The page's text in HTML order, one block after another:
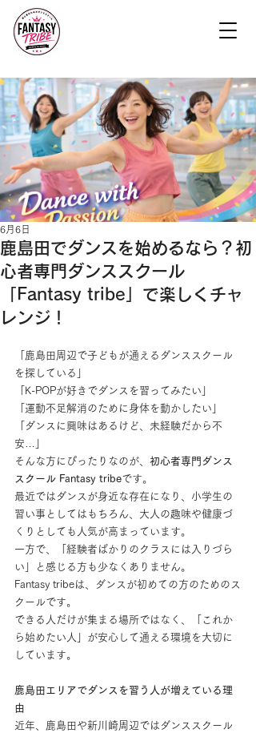
鹿島田でダンスを始めるなら？初
心者専門ダンススクール
「Fantasy tribe」で楽しくチャ
レンジ！
6月6日
「鹿島田周辺で子どもが通えるダンススクール
を探している」
「K-POPが好きでダンスを習ってみたい」
「運動不足解消のために身体を動かしたい」
「ダンスに興味はあるけど、未経験だから不
安…」
そんな方にぴったりなのが、 初心者専門ダンス
スクール Fantasy tribeです。
最近ではダンスが身近な存在になり、小学生の
習い事としてはもちろん、大人の趣味や健康づ
くりとしても人気が高まっています。
一方で、「経験者ばかりのクラスには入りづら
い」と感じる方も少なくありません。
Fantasy tribeは、ダンスが初めての方のためのス
クールです。
できる人だけが集まる場所ではなく、「これか
ら始めたい人」が安心して通える環境を大切に
しています。
鹿島田エリアでダンスを習う人が増えている理
由
近年、鹿島田や新川崎周辺ではダンススクール